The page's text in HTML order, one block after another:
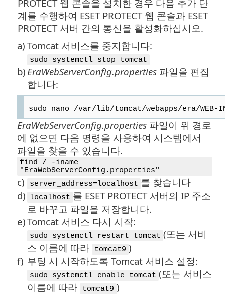
PROTECT 웹 콘솔을 설치한 경우 다음 추가 단
계를 수행하여 ESET PROTECT 웹 콘솔과 ESET
PROTECT 서버 간의 통신을 활성화하십시오.
a) Tomcat 서비스를 중지합니다:
sudo systemctl stop tomcat
b) EraWebServerConfig.properties 파일을 편집
합니다:
sudo nano /var/lib/tomcat/webapps/era/
EraWebServerConfig.properties 파일이 위 경로
에 없으면 다음 명령을 사용하여 시스템에서
파일을 찾을 수 있습니다.
find / -iname
"EraWebServerConfig.properties"
c) server_address=localhost 를 찾습니다
d)
localhost 를 ESET PROTECT 서버의 IP 주소
로 바꾸고 파일을 저장합니다.
e)Tomcat 서비스 다시 시작:
sudo systemctl restart tomcat (또는 서비
스 이름에 따라
tomcat9 )
f) 부팅 시 시작하도록 Tomcat 서비스 설정:
sudo systemctl enable tomcat (또는 서비스
이름에 따라
tomcat9 )